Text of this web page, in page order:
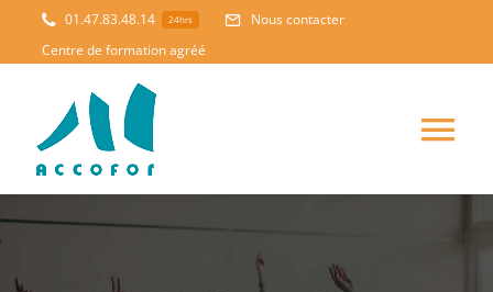
01.47.83.48.14 24hrs
Nous contacter
Centre de formation agréé
ACCUEIL